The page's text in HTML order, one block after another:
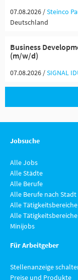
07.08.2026 /Steinco
Deutschland
Business
(m/w/d)
07.08.2026 /SIGNAL
Jobsuche
Alle Jobs
Alle Städte
Alle Berufe
Alle Berufe nach Stadt
Alle Tätigkeitsbereiche
Alle
Minijobs
Für Arbeitgeber
Stellenanzeige
Preise und Produkte